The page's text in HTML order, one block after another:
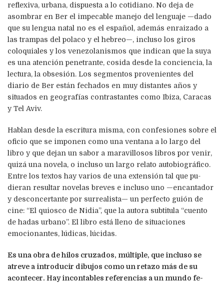
reflexiva, urba­na, dispuesta a lo cotidiano. No deja de
asombrar en Ber el impecable manejo del lenguaje —dado
que su lengua na­tal no es el español, además enraizado a
las trampas del polaco y el hebreo—, incluso los giros
coloquiales y los ve­nezolanismos que indican que la suya
es una atención pe­netrante, cosida desde la conciencia, la
lectura, la ob­se­sión. Los segmentos provenientes del
diario de Ber están fe­cha­dos en muy distantes años y
situados en geografías con­trastantes como Ibiza, Caracas
y Tel Aviv.
Hablan des­de la escritura misma, con confesiones sobre el
oficio que se imponen como una ventana a lo largo del
libro y que de­jan un sabor a maravillosos libros por venir,
quizá una no­vela, o incluso un largo relato autobiográfico.
Entre los textos hay varios de una extensión tal que pu­­­­
dieran resultar no­ve­las breves e in­cluso uno —en­can­ta­­dor
y des­con­cer­tan­­te por su­­rrea­lista— un per­fec­to guión de
cine: “El quios­co de Nidia”, que la autora subtitula “cuen­to
de hadas ur­ba­no”. El libro está lleno de situaciones
emocionantes, lú­di­cas, lúcidas.
Es una obra de hilos cruzados, múltiple, que in­­cluso se
atreve a introducir dibujos como un retazo más de su
acontecer. Hay incontables referencias a un mundo fe­­